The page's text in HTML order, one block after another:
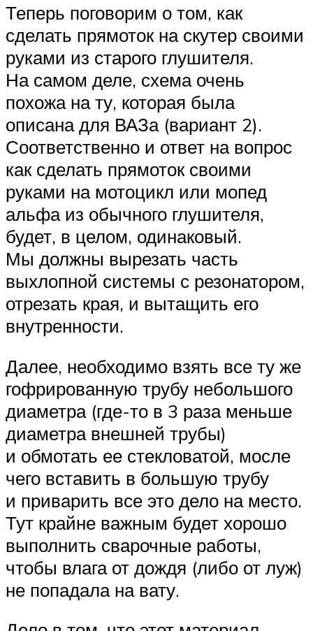
Теперь поговорим о том, как
сделать прямоток на скутер своими
руками из старого глушителя.
На самом деле, схема очень
похожа на ту, которая была
описана для ВАЗа (вариант 2).
Соответственно и ответ на вопрос
как сделать прямоток своими
руками на мотоцикл или мопед
альфа из обычного глушителя,
будет, в целом, одинаковый.
Мы должны вырезать часть
выхлопной системы с резонатором,
отрезать края, и вытащить его
внутренности.
Далее, необходимо взять все ту же
гофрированную трубу небольшого
диаметра (где-то в 3 раза меньше
диаметра внешней трубы)
и обмотать ее стекловатой, мосле
чего вставить в большую трубу
и приварить все это дело на место.
Тут крайне важным будет хорошо
выполнить сварочные работы,
чтобы влага от дождя (либо от луж)
не попадала на вату.